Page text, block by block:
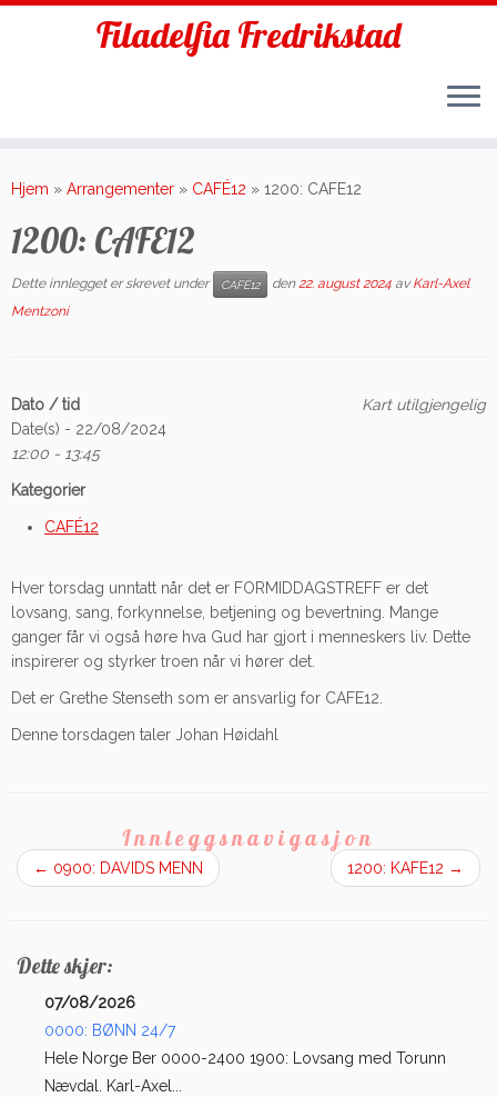
to
Filadelfia Fredrikstad
Hjem » Arrangementer » CAFÉ12 » 1200: CAFE12
1200: CAFE12
Dette innlegget er skrevet under CAFÉ12 den22. august 2024 avKarl-Axel
Mentzoni
Kart utilgjengelig
Dato / tid
Date(s) - 22/08/2024
12:00 - 13:45
Kategorier
CAFÉ12
Hver torsdag unntatt når det er FORMIDDAGSTREFF er det
lovsang, sang, forkynnelse, betjening og bevertning. Mange
ganger får vi også høre hva Gud har gjort i menneskers liv. Dette
inspirerer og styrker troen når vi hører det.
Det er Grethe Stenseth som er ansvarlig for CAFE12.
Denne torsdagen taler Johan Høidahl
Innleggsnavigasjon
← 0900: DAVIDS MENN 1200: KAFE12 →
Dette skjer:
07/08/2026
0000: BØNN 24/7
Hele Norge Ber 0000-2400 1900: Lovsang med Torunn
Nævdal. Karl-Axel...